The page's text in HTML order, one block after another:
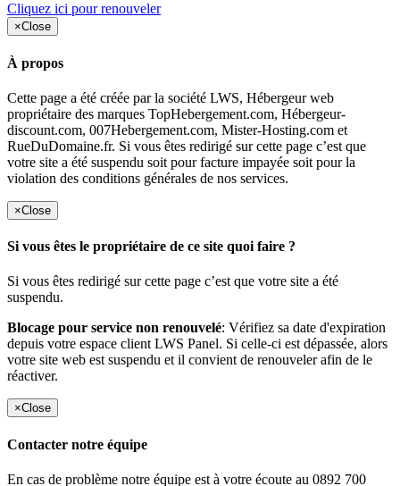
Cliquez ici pour renouveler
×Close
À propos
Cette page a été créée par la société LWS, Hébergeur web
propriétaire des marques TopHebergement.com, Hébergeur-
discount.com, 007Hebergement.com, Mister-Hosting.com et
RueDuDomaine.fr. Si vous êtes redirigé sur cette page c’est que
votre site a été suspendu soit pour facture impayée soit pour la
violation des conditions générales de nos services.
×Close
Si vous êtes le propriétaire de ce site quoi faire ?
Si vous êtes redirigé sur cette page c’est que votre site a été
suspendu.
Blocage pour service non renouvelé: Vérifiez sa date d'expiration
depuis votre espace client LWS Panel. Si celle-ci est dépassée, alors
votre site web est suspendu et il convient de renouveler afin de le
réactiver.
×Close
Contacter notre équipe
En cas de problème notre équipe est à votre écoute au 0892 700